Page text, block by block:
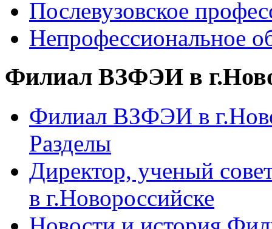
Послевузовское
Непрофессиональное
Филиал ВЗФЭИ в
Филиал ВЗФЭИ в
Разделы
Директор, ученый
в г.Новороссийске